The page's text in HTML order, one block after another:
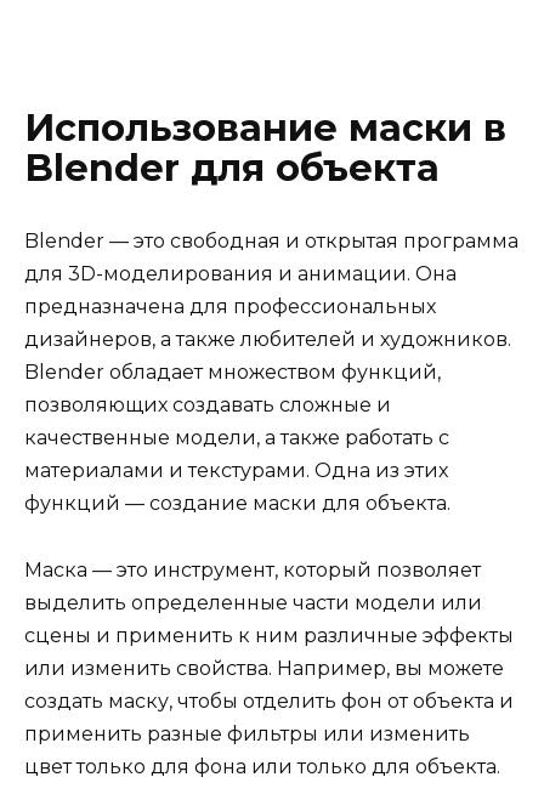
Использование маски в
Blender для объекта
Blender — это свободная и открытая программа
для 3D-моделирования и анимации. Она
предназначена для профессиональных
дизайнеров, а также любителей и художников.
Blender обладает множеством функций,
позволяющих создавать сложные и
качественные модели, а также работать с
материалами и текстурами. Одна из этих
функций — создание маски для объекта.
Маска — это инструмент, который позволяет
выделить определенные части модели или
сцены и применить к ним различные эффекты
или изменить свойства. Например, вы можете
создать маску, чтобы отделить фон от объекта и
применить разные фильтры или изменить
цвет только для фона или только для объекта.